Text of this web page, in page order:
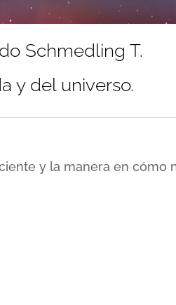
Schmedling T.
y del universo.
y la manera en cómo